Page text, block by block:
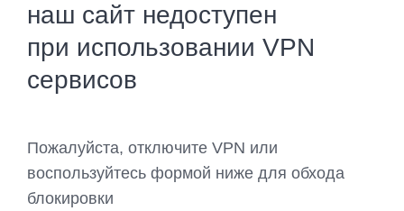
наш сайт недоступен
при использовании VPN
сервисов
Пожалуйста, отключите VPN или
воспользуйтесь формой ниже для обхода
блокировки